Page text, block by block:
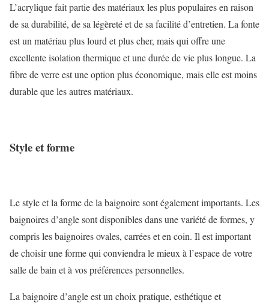
L’acrylique fait partie des matériaux les plus populaires en raison
de sa durabilité, de sa légèreté et de sa facilité d’entretien. La fonte
est un matériau plus lourd et plus cher, mais qui offre une
excellente isolation thermique et une durée de vie plus longue. La
fibre de verre est une option plus économique, mais elle est moins
durable que les autres matériaux.
Style et forme
Le style et la forme de la baignoire sont également importants. Les
baignoires d’angle sont disponibles dans une variété de formes, y
compris les baignoires ovales, carrées et en coin. Il est important
de choisir une forme qui conviendra le mieux à l’espace de votre
salle de bain et à vos préférences personnelles.
La baignoire d’angle est un choix pratique, esthétique et